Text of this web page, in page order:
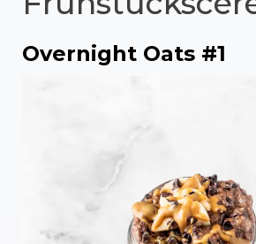
Overnight Oats #1